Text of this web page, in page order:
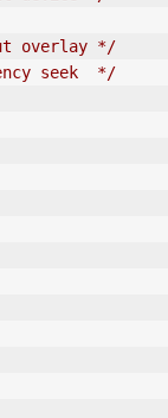
overlay */
seek  */